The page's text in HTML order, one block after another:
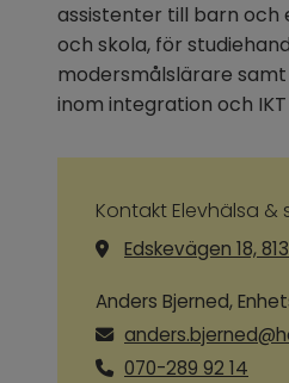
assistenter till barn och
och skola, för
modersmålslärare
inom integration och
Kontakt Elevhälsa &
Edskevägen 18,
Anders Bjerned,
070-289 92 14